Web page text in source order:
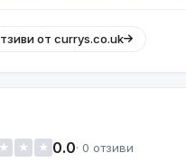
от currys.co.uk
★ ★ ★ 0.0· 0 отзиви